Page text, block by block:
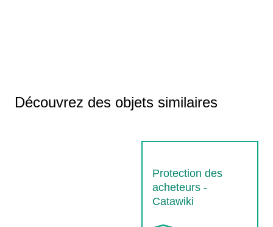
Découvrez des objets similaires
Protection des
acheteurs -
Catawiki